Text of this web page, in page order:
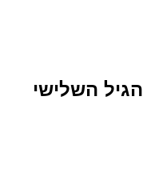
הגיל השלישי